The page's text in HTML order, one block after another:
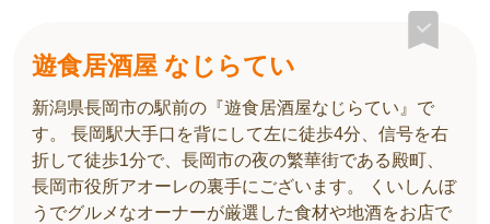
遊食居酒屋 なじらてい
新潟県長岡市の駅前の『遊食居酒屋なじらてい』で
す。 長岡駅大手口を背にして左に徒歩4分、信号を右
折して徒歩1分で、長岡市の夜の繁華街である殿町、
長岡市役所アオーレの裏手にございます。 くいしんぼ
うでグルメなオーナーが厳選した食材や地酒をお店で